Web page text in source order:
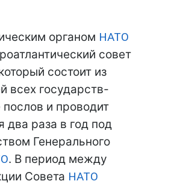
органом НАТО
совет
состоит из
всех государств-
послов и проводит
два раза в год под
Генерального
. В период между
Совета НАТО